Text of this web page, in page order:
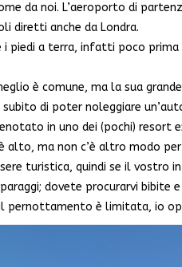
da noi. L’aeroporto di
diretti anche da Londra.
piedi a terra, infatti poco
è comune, ma la sua
subito di poter noleggiare
in uno dei (pochi) resort
ma non c’è altro modo
turistica, quindi se il
dovete procurarvi
pernottamento è limitata, io